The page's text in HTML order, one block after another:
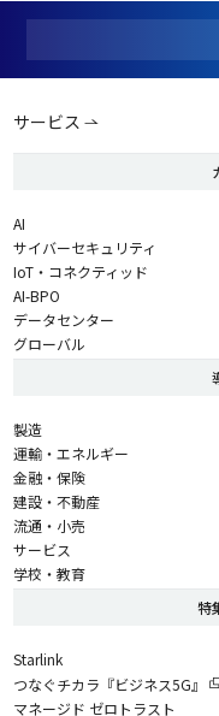
サービス
AI
サイバーセキュリティ
IoT・コネクティッド
AI-BPO
データセンター
グローバル
製造
運輸・エネルギー
金融・保険
建設・不動産
流通・小売
サービス
学校・教育
特
Starlink
つなぐチカラ『ビジネス5G』
マネージド ゼロトラスト